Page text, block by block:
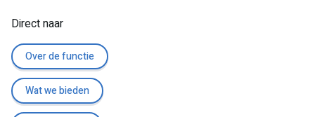
Direct naar
Over de functie
Wat we bieden